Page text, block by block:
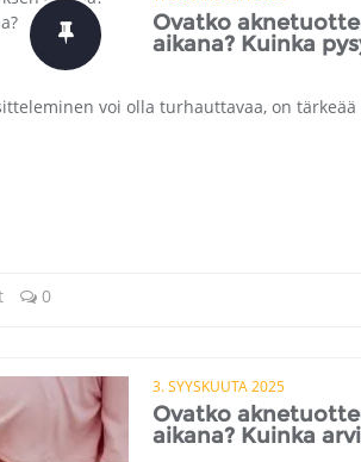
Ovatko
aikana? Kuinka
voi olla turhauttavaa, on
0
3. SYYSKUUTA 2025
Ovatko
aikana? Kuinka